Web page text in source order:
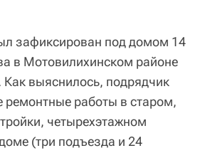
зафиксирован под домом 14
в Мотовилихинском районе
Как выяснилось, подрядчик
ремонтные работы в старом,
четырехэтажном
(три подъезда и 24